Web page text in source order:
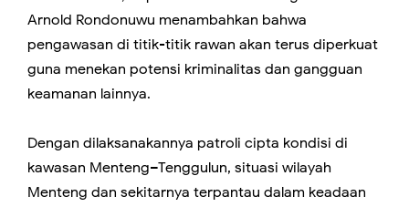
Arnold Rondonuwu menambahkan bahwa
pengawasan di titik-titik rawan akan terus diperkuat
guna menekan potensi kriminalitas dan gangguan
keamanan lainnya.
Dengan dilaksanakannya patroli cipta kondisi di
kawasan Menteng–Tenggulun, situasi wilayah
Menteng dan sekitarnya terpantau dalam keadaan